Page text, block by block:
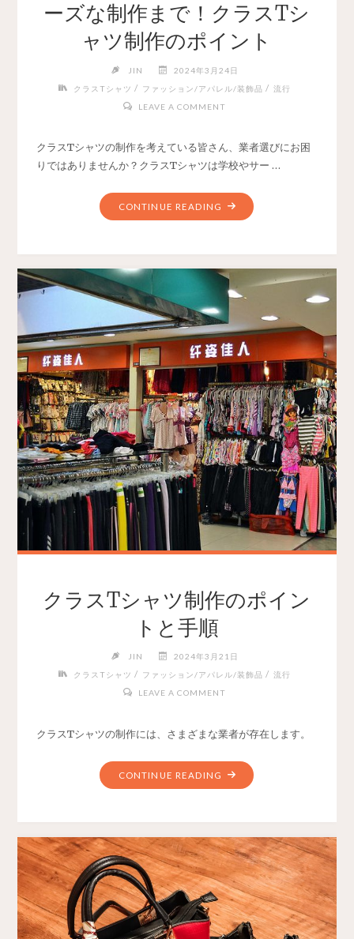
ーズな制作まで！クラスTシ
ャツ制作のポイント
JIN
2024年3月24日
クラスTシャツ / ファッション/アパレル/装飾品 / 流行
LEAVE A COMMENT
クラスTシャツの制作を考えている皆さん、業者選びにお困
りではありませんか？クラスTシャツは学校やサー …
CONTINUE READING
クラスTシャツ制作のポイン
トと手順
JIN
2024年3月21日
クラスTシャツ / ファッション/アパレル/装飾品 / 流行
LEAVE A COMMENT
クラスTシャツの制作には、さまざまな業者が存在します。
CONTINUE READING